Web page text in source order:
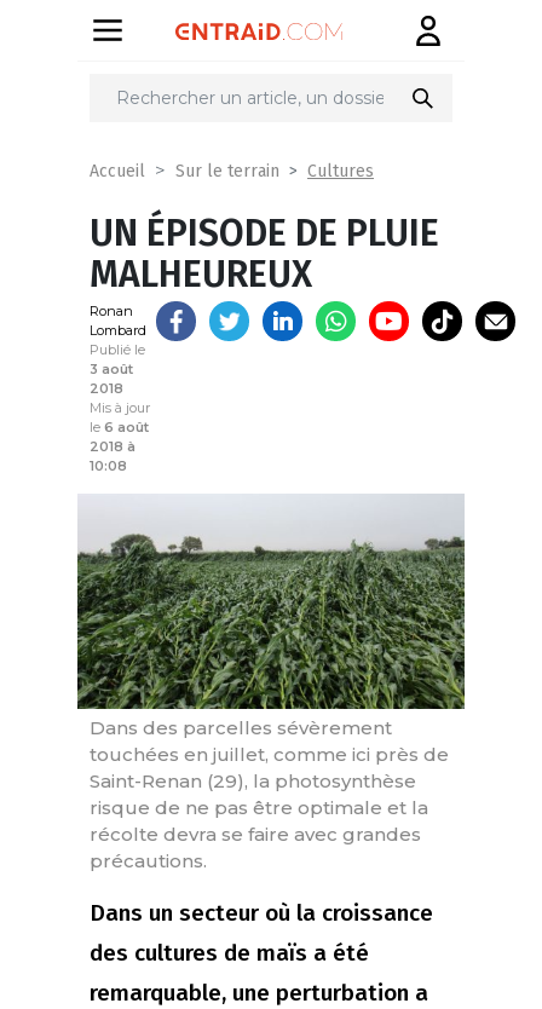
Partager
Accueil Sur le terrain Cultures
UN ÉPISODE DE PLUIE
MALHEUREUX
Ronan
Lombard
Publié le
3 août
2018
Mis à jour
le 6 août
2018 à
10:08
Dans des parcelles sévèrement
touchées en juillet, comme ici près de
Saint-Renan (29), la photosynthèse
risque de ne pas être optimale et la
récolte devra se faire avec grandes
précautions.
Dans un secteur où la croissance
des cultures de maïs a été
remarquable, une perturbation a